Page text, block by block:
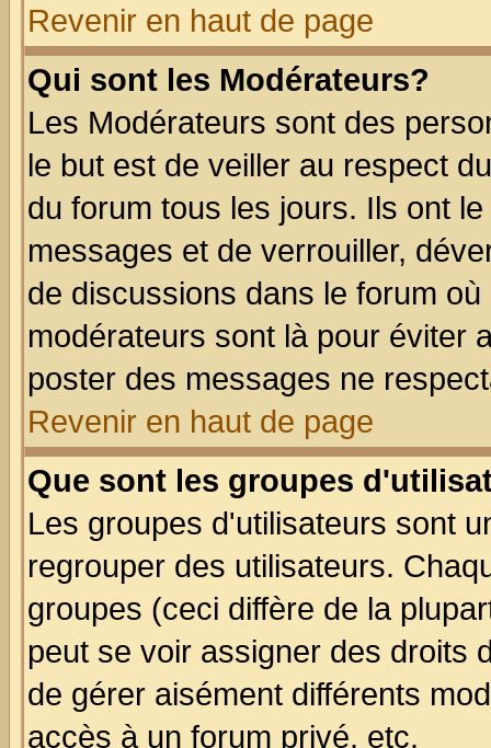
Revenir en haut de page
Qui sont les Modérateurs?
Les Modérateurs sont des
le but est de veiller au respect
du forum tous les jours. Ils ont
messages et de verrouiller,
de discussions dans le forum
modérateurs sont là pour éviter
poster des messages ne
Revenir en haut de page
Que sont les groupes
Les groupes d'utilisateurs sont
regrouper des utilisateurs.
groupes (ceci diffère de la
peut se voir assigner des droits
de gérer aisément différents
accès à un forum privé, etc.